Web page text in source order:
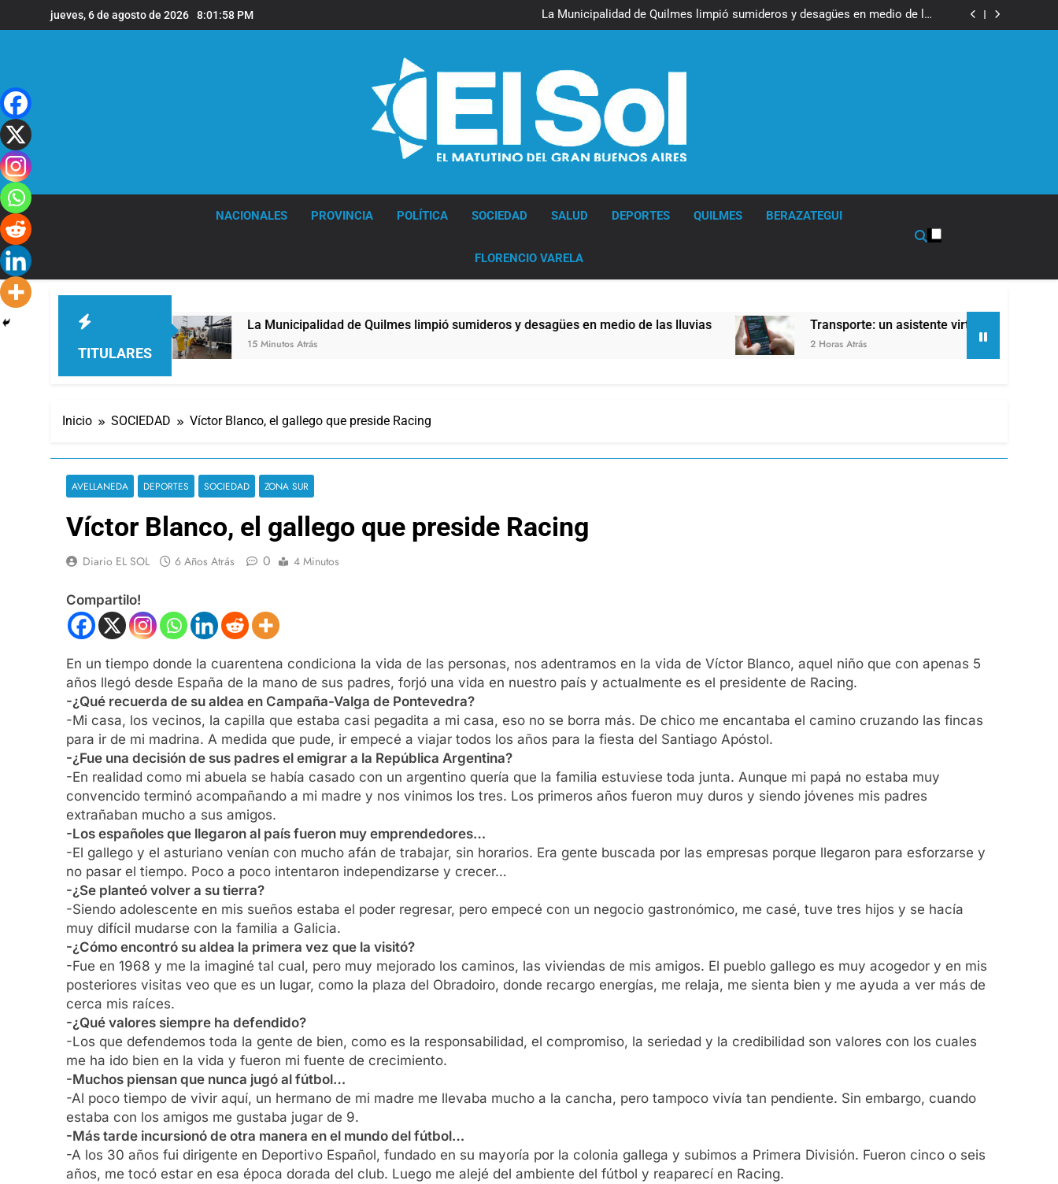
al
jueves, 6 de agosto de 2026 8:01:59 PM
La Municipalidad de Quilmes limpió sumideros y desagües en medio de las
lluvias
Transporte: un asistente virtual para consultar infracciones en segundos
La Municipalidad de Quilmes limpió sumideros y desagües en medio de las
Transporte: un asistente virtual para consultar infracciones en segundos
Una gran convocatoria en la obra teatral «Los Abuelos No Mienten»
NACIONALES PROVINCIA POLÍTICA SOCIEDAD SALUD DEPORTES QUILMES BERAZATEGUI
FLORENCIO VARELA
TITULARES
Vicente López La Municipalidad de Quilmes limpió sumideros y desagües en medio de las lluvias
15 Minutos Atrás
Transporte: un asistente virtual para consultar
2 Horas Atrás
Inicio SOCIEDAD Víctor Blanco, el gallego que preside Racing
AVELLANEDA DEPORTES SOCIEDAD ZONA SUR
Víctor Blanco, el gallego que preside Racing
Diario EL SOL 6 Años Atrás 0 4 Minutos
Compartilo!
En un tiempo donde la cuarentena condiciona la vida de las personas, nos adentramos en la vida de Víctor Blanco, aquel niño que con apenas 5
años llegó desde España de la mano de sus padres, forjó una vida en nuestro país y actualmente es el presidente de Racing.
-¿Qué recuerda de su aldea en Campaña-Valga de Pontevedra?
-Mi casa, los vecinos, la capilla que estaba casi pegadita a mi casa, eso no se borra más. De chico me encantaba el camino cruzando las fincas
para ir de mi madrina. A medida que pude, ir empecé a viajar todos los años para la fiesta del Santiago Apóstol.
-¿Fue una decisión de sus padres el emigrar a la República Argentina?
-En realidad como mi abuela se había casado con un argentino quería que la familia estuviese toda junta. Aunque mi papá no estaba muy
convencido terminó acompañando a mi madre y nos vinimos los tres. Los primeros años fueron muy duros y siendo jóvenes mis padres
extrañaban mucho a sus amigos.
-Los españoles que llegaron al país fueron muy emprendedores…
-El gallego y el asturiano venían con mucho afán de trabajar, sin horarios. Era gente buscada por las empresas porque llegaron para esforzarse y
no pasar el tiempo. Poco a poco intentaron independizarse y crecer…
-¿Se planteó volver a su tierra?
-Siendo adolescente en mis sueños estaba el poder regresar, pero empecé con un negocio gastronómico, me casé, tuve tres hijos y se hacía
muy difícil mudarse con la familia a Galicia.
-¿Cómo encontró su aldea la primera vez que la visitó?
-Fue en 1968 y me la imaginé tal cual, pero muy mejorado los caminos, las viviendas de mis amigos. El pueblo gallego es muy acogedor y en mis
posteriores visitas veo que es un lugar, como la plaza del Obradoiro, donde recargo energías, me relaja, me sienta bien y me ayuda a ver más de
cerca mis raíces.
-¿Qué valores siempre ha defendido?
-Los que defendemos toda la gente de bien, como es la responsabilidad, el compromiso, la seriedad y la credibilidad son valores con los cuales
me ha ido bien en la vida y fueron mi fuente de crecimiento.
-Muchos piensan que nunca jugó al fútbol…
-Al poco tiempo de vivir aquí, un hermano de mi madre me llevaba mucho a la cancha, pero tampoco vivía tan pendiente. Sin embargo, cuando
estaba con los amigos me gustaba jugar de 9.
-Más tarde incursionó de otra manera en el mundo del fútbol…
-A los 30 años fui dirigente en Deportivo Español, fundado en su mayoría por la colonia gallega y subimos a Primera División. Fueron cinco o seis
años, me tocó estar en esa época dorada del club. Luego me alejé del ambiente del fútbol y reaparecí en Racing.